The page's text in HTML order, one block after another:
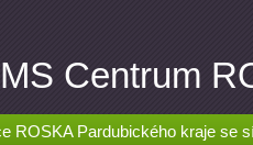
Centrum
ROSKA Pardubického kraje se